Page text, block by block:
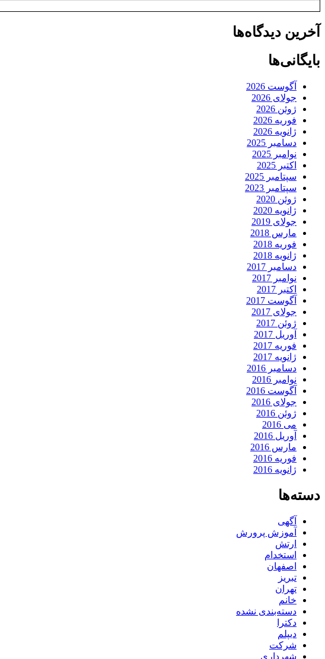
آخرین دیدگاه‌ها
بایگانی‌ها
آگوست 2026
جولای 2026
ژوئن 2026
فوریه 2026
ژانویه 2026
دسامبر 2025
نوامبر 2025
اکتبر 2025
سپتامبر 2025
سپتامبر 2023
ژوئن 2020
ژانویه 2020
جولای 2019
مارس 2018
فوریه 2018
ژانویه 2018
دسامبر 2017
نوامبر 2017
اکتبر 2017
آگوست 2017
جولای 2017
ژوئن 2017
آوریل 2017
فوریه 2017
ژانویه 2017
دسامبر 2016
نوامبر 2016
آگوست 2016
جولای 2016
ژوئن 2016
می 2016
آوریل 2016
مارس 2016
فوریه 2016
ژانویه 2016
دسته‌ها
آگهی
آموزش پرورش
ارتش
استخدام
اصفهان
تبریز
تهران
خانم
دسته‌بندی نشده
دکترا
دیپلم
شرکت
شهرداری